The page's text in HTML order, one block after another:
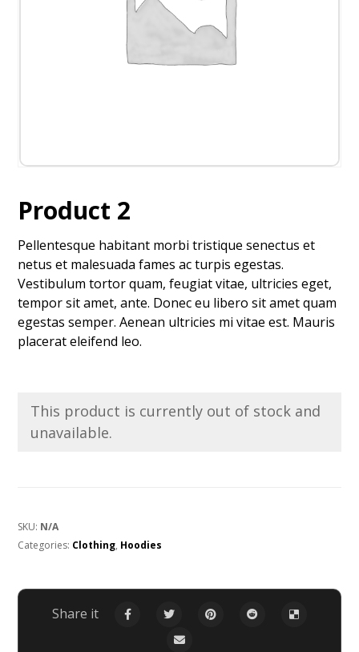
Product 2
Pellentesque habitant morbi tristique senectus et
netus et malesuada fames ac turpis egestas.
Vestibulum tortor quam, feugiat vitae, ultricies eget,
tempor sit amet, ante. Donec eu libero sit amet quam
egestas semper. Aenean ultricies mi vitae est. Mauris
placerat eleifend leo.
This product is currently out of stock and
unavailable.
SKU: N/A
Categories: Clothing, Hoodies